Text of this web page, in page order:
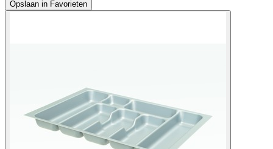
Opslaan in Favorieten